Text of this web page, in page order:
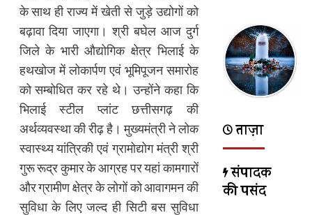
के साथ ही राज्य में खेती से जुड़े उद्योगों को
बढ़ावा दिया जाएगा। श्री बघेल आज दुर्ग
जिले के भारी औद्योगिक क्षेत्र भिलाई के
हथखोज में लोकार्पण एवं भूमिपूजन समारोह
को सम्बोधित कर रहे थे। उन्होंने कहा कि
भिलाई स्टील प्लांट छत्तीसगढ़ की
अर्थव्यवस्था की रीढ़ है। मुख्यमंत्री ने लोक
स्वास्थ्य यांत्रिकी एवं ग्रामोद्योग मंत्री श्री
गुरू रूद्र कुमार के आग्रह पर यहां कामगारों
और ग्रामीण क्षेत्र के लोगों को आवागमन की
सुविधा के लिए जल्द ही सिटी बस सुविधा
ताज़ा
संपादक
की पसंद